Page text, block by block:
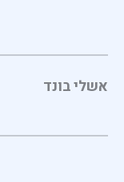
אשלי בונד